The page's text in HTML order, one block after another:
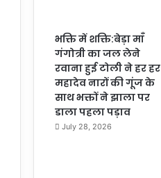
भक्ति में शक्ति:बेड़ा माँ
गंगोत्री का जल लेने
रवाना हुई टोली ने हर हर
महादेव नारों की गूंज के
साथ भक्तों ने झाला पर
डाला पहला पड़ाव
July 28, 2026